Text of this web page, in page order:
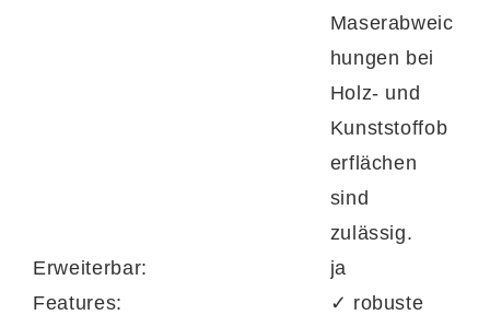
Diese durchdachte Kombination vereint
geschlossenen Stauraum, offene
Präsentationsflächen und großzügige
Ablagemöglichkeiten – für ein Wohnzimmer
mit klarer Struktur und wohnlicher
Atmosphäre.
Maserabweic
hungen bei
Holz- und
Kunststoffob
erflächen
sind
zulässig.
Erweiterbar:
ja
Features:
✓ robuste